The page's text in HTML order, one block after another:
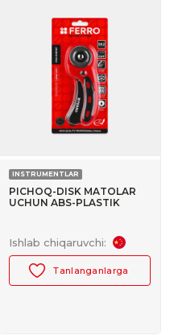
INSTRUMENTLAR
PICHOQ-DISK MATOLAR
UCHUN ABS-PLASTIK
Ishlab chiqaruvchi:
Tanlanganlarga